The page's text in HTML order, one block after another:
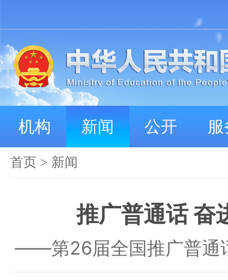
机构 新闻 公开
首页 > 新闻
推广普通话 奋
——第26届全国推广普通